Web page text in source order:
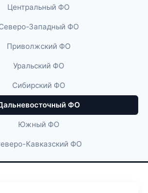
Центральный ФО
Западный ФО
Приволжский ФО
Уральский ФО
Сибирский ФО
ФО
Южный ФО
Кавказский ФО